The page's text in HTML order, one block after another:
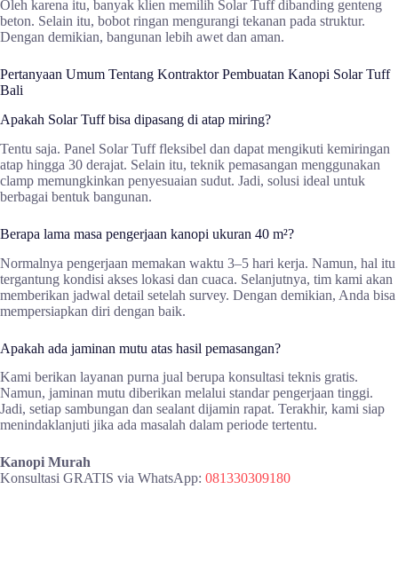
Oleh karena itu, banyak klien memilih Solar Tuff dibanding genteng
beton. Selain itu, bobot ringan mengurangi tekanan pada struktur.
Dengan demikian, bangunan lebih awet dan aman.
Pertanyaan Umum Tentang Kontraktor Pembuatan Kanopi Solar Tuff
Bali
Apakah Solar Tuff bisa dipasang di atap miring?
Tentu saja. Panel Solar Tuff fleksibel dan dapat mengikuti kemiringan
atap hingga 30 derajat. Selain itu, teknik pemasangan menggunakan
clamp memungkinkan penyesuaian sudut. Jadi, solusi ideal untuk
berbagai bentuk bangunan.
Berapa lama masa pengerjaan kanopi ukuran 40 m²?
Normalnya pengerjaan memakan waktu 3–5 hari kerja. Namun, hal itu
tergantung kondisi akses lokasi dan cuaca. Selanjutnya, tim kami akan
memberikan jadwal detail setelah survey. Dengan demikian, Anda bisa
mempersiapkan diri dengan baik.
Apakah ada jaminan mutu atas hasil pemasangan?
Kami berikan layanan purna jual berupa konsultasi teknis gratis.
Namun, jaminan mutu diberikan melalui standar pengerjaan tinggi.
Jadi, setiap sambungan dan sealant dijamin rapat. Terakhir, kami siap
menindaklanjuti jika ada masalah dalam periode tertentu.
Kanopi Murah
Konsultasi GRATIS via WhatsApp: 081330309180